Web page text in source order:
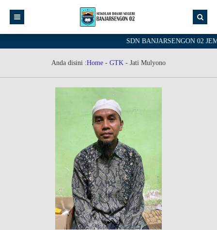
SDN BANJARSENGON 02
Anda disini :Home - GTK - Jati Mulyono